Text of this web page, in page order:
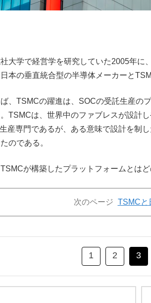
大学で経営学を研究していた2005年に
日本の垂直統合型の半導体メーカーと
、TSMCの躍進は、SOCの受託生産の
TSMCは、世界中のファブレスが設計
産専門であるが、ある意味で設計を制
のである。
が構築したプラットフォームとは
次のページ TSMCと
1 2 3